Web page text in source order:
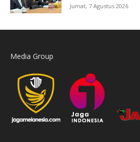
Jumat, 7 Agustus 2026
Media Group